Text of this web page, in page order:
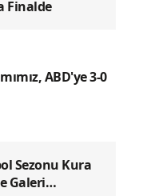
Finalde
ABD'ye 3-0
Sezonu Kura
Galeri